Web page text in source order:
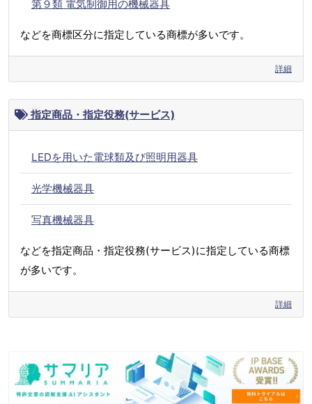
第９類 電気制御用の機械器具
などを商標区分に指定している商標が多いです。
詳細
指定商品・指定役務(サービス)
LEDを用いた電球類及び照明用器具
光学機械器具
写真機械器具
などを指定商品・指定役務(サービス)に指定している商標
が多いです。
詳細